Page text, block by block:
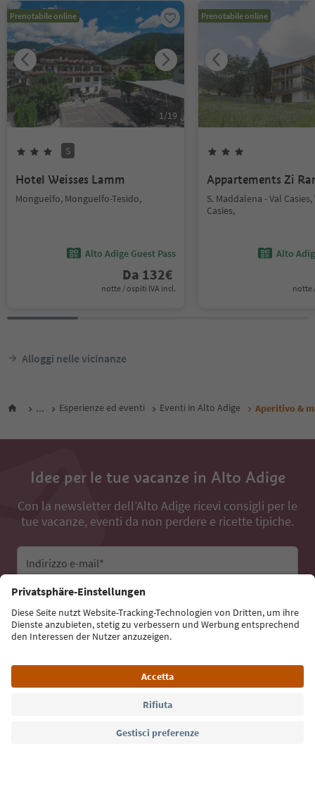
Prenotabile online
1/19
S
Hotel Weisses Lamm
Monguelfo, Monguelfo-Tesido,
Alto Adige Guest Pass
Da 132€
notte / ospiti IVA incl.
Prenotabile online
Appartements Zi
S. Maddalena - Val
Casies,
Alto
notte
Alloggi nelle vicinanze
... Esperienze ed eventi Eventi in Alto Adige Aperitivo &
Idee per le tue vacanze in Alto Adige
Con la newsletter dell’Alto Adige ricevi consigli per le
tue vacanze, eventi da non perdere e ricette tipiche.
Indirizzo e-mail*
Iscriviti alla newsletter